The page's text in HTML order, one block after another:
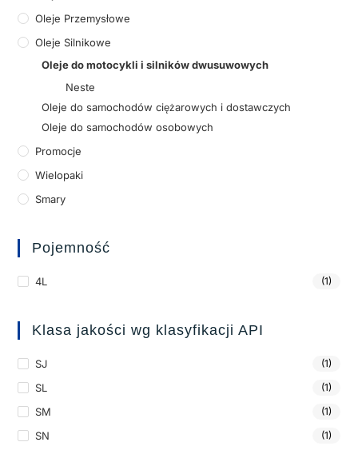
Oleje Przemysłowe
Oleje Silnikowe
Oleje do motocykli i silników dwusuwowych
Neste
Oleje do samochodów ciężarowych i dostawczych
Oleje do samochodów osobowych
Promocje
Wielopaki
Smary
Pojemność
4L (1)
Klasa jakości wg klasyfikacji API
SJ (1)
SL (1)
SM (1)
SN (1)